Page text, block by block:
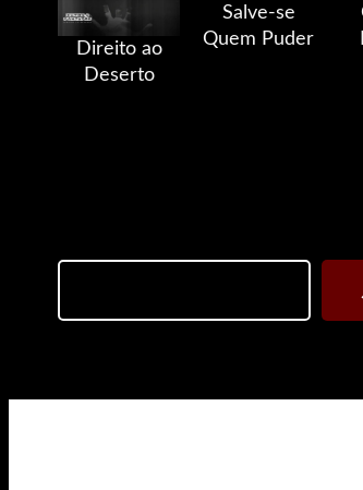
Direito ao
Deserto
Salve-se
Quem Puder